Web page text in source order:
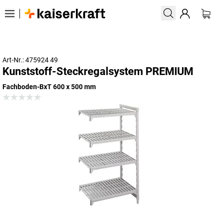
Art-Nr.: 475924 49
Kunststoff-Steckregalsystem PREMIUM
Fachboden-BxT 600 x 500 mm